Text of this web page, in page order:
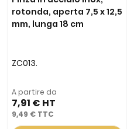
rotonda, aperta 7,5 x 12,5
mm, lunga 18 cm
ZC013.
A partire da
7,91 €
9,49 €